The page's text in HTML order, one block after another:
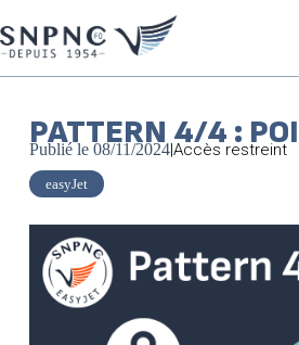
PATTERN 4/4 :
Publié le 08/11/2024|Accès restreint
easyJet